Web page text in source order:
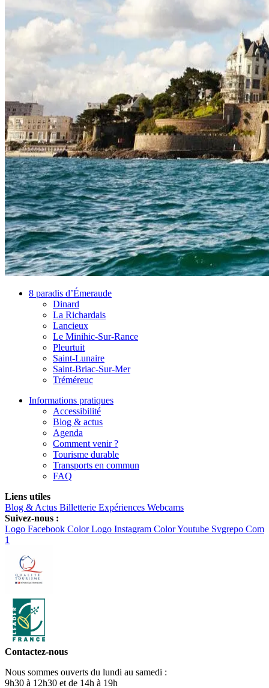
8 paradis d’Émeraude
Dinard
La Richardais
Lancieux
Le Minihic-Sur-Rance
Pleurtuit
Saint-Lunaire
Saint-Briac-Sur-Mer
Tréméreuc
Informations pratiques
Accessibilité
Blog & actus
Agenda
Comment venir ?
Tourisme durable
Transports en commun
FAQ
Liens utiles
Blog & Actus Billetterie Expériences Webcams
Suivez-nous :
Logo Facebook Color Logo Instagram ColorYoutube Svgrepo Com
1
Contactez-nous
Nous sommes ouverts du lundi au samedi :
9h30 à 12h30 et de 14h à 19h